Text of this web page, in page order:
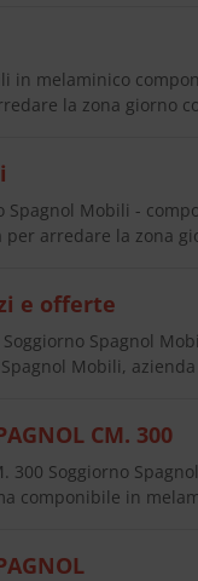
in melaminico
la zona giorno
Spagnol Mobili -
arredare la zona
e offerte
Spagnol
Mobili,
CM. 300
300 Soggiorno
componibile in